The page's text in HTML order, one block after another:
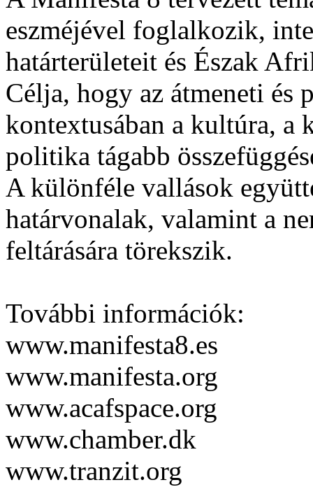
eszméjével foglalkozik,
határterületeit és Észak
Célja, hogy az átmeneti és
kontextusában a kultúra, a
politika tágabb
A különféle vallások
határvonalak, valamint a
feltárására törekszik.
További információk:
www.manifesta8.es
www.manifesta.org
www.acafspace.org
www.chamber.dk
www.tranzit.org